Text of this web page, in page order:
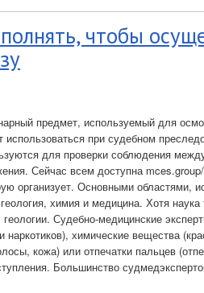
чтобы
предмет, используемый для
использоваться при судебном
для проверки соблюдения
Сейчас всем доступна
организует. Основными областями,
химия и медицина. Хотя
Судебно-медицинские
химические вещества
кожа) или отпечатки пальцев
Большинство